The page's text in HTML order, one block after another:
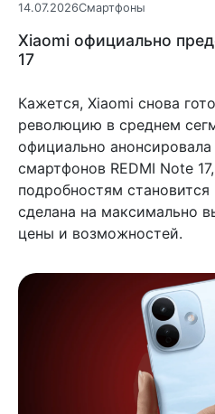
14.07.2026Смартфоны
Xiaomi официально
17
Кажется, Xiaomi снова
революцию в среднем
официально
смартфонов REDMI Note
подробностям становится
сделана на максимально
цены и возможностей.